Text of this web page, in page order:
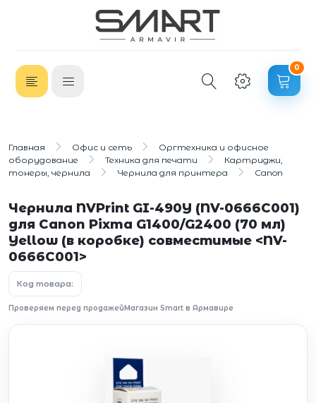
0
Главная Офис и сеть
Оргтехника и офисное
оборудование
Техника для печати
Картриджи,
тонеры, чернила
Чернила для принтера Canon
Чернила NVPrint GI-490Y (NV-0666C001)
для Canon Pixma G1400/G2400 (70 мл)
Yellow (в коробке) совместимые <NV-
0666C001>
Код товара:
Проверяем перед продажейМагазин Smart в Армавире